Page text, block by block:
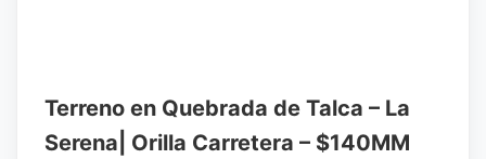
Terreno en Quebrada de Talca – La
Serena| Orilla Carretera – $140MM